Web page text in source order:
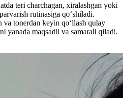
teri charchagan, xiralashgan yoki
rutinasiga qo‘shiladi.
tonerdan keyin qo‘llash qulay
yanada maqsadli va samarali qiladi.